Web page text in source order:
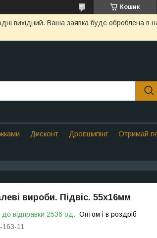
Кошик
вихідний. Ваша заявка буде оброблена в
Дисконт Дропшипінг Отримай
вироби. Підвіс. 55х16мм
до відправки 2536 од. Оптом і в роздріб
163-11